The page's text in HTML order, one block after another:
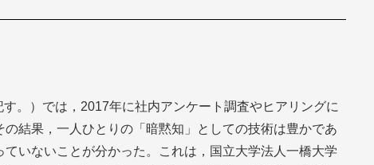
。）では，2017年に社内アンケート調査やヒアリングに
結果，一人ひとりの「暗黙知」としての技術は豊かであ
いないことが分かった。これは，国立大学法人一橋大学